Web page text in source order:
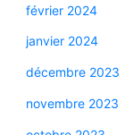
février 2024
janvier 2024
décembre 2023
novembre 2023